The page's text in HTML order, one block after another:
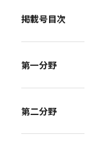
掲載号目次
第一分野
第二分野